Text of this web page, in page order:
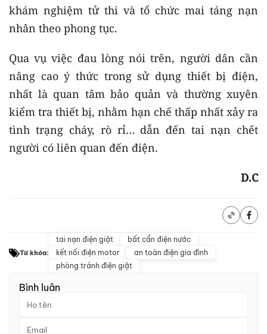
khám nghiệm tử thi và tổ chức mai táng nạn
nhân theo phong tục.
Qua vụ việc đau lòng nói trên, người dân cần
nâng cao ý thức trong sử dụng thiết bị điện,
nhất là quan tâm bảo quản và thường xuyên
kiểm tra thiết bị, nhằm hạn chế thấp nhất xảy ra
tình trạng cháy, rò rỉ… dẫn đến tai nạn chết
người có liên quan đến điện.
D.C
Từ khóa:
tai nạn điện giật
bất cẩn điện nước
kết nối điện motor
an toàn điện gia đình
phòng tránh điện giật
Bình luận